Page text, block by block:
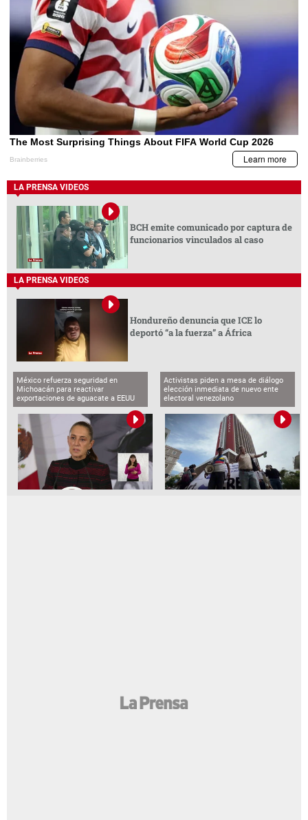
LA PRENSA VIDEOS
BCH emite comunicado por captura de
funcionarios vinculados al caso
LA PRENSA VIDEOS
Hondureño denuncia que ICE lo
deportó “a la fuerza” a África
México refuerza seguridad en
Michoacán para reactivar
exportaciones de aguacate a EEUU
Activistas piden a mesa de diálogo
elección inmediata de nuevo ente
electoral venezolano